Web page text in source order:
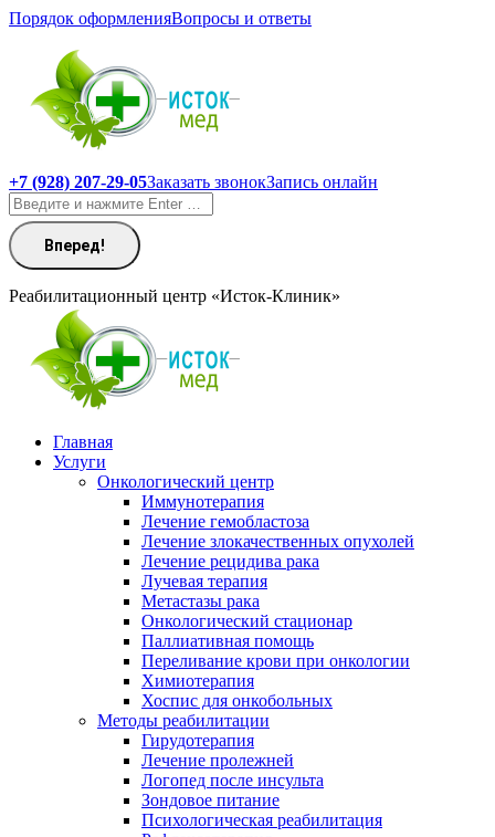
Перейти
содержанию
Порядок оформленияВопросы и ответы
+7 (928) 207-29-05Заказать звонокЗапись онлайн
Поиск:
Реабилитационный центр «Исток-Клиник»
Главная
Услуги
Онкологический центр
Иммунотерапия
Лечение гемобластоза
Лечение злокачественных опухолей
Лечение рецидива рака
Лучевая терапия
Метастазы рака
Онкологический стационар
Паллиативная помощь
Переливание крови при онкологии
Химиотерапия
Хоспис для онкобольных
Методы реабилитации
Гирудотерапия
Лечение пролежней
Логопед после инсульта
Зондовое питание
Психологическая реабилитация